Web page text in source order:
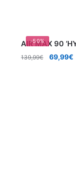
-50%
AIR MAX 90
139,99€
El
69,99€